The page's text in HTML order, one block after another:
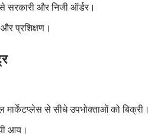
और निजी ऑर्डर।
और प्रशिक्षण।
से सीधे उपभोक्ताओं को बिक्री।
आय।